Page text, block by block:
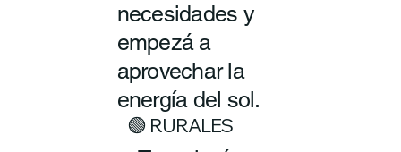
necesidades y
empezá a
aprovechar la
energía del sol.
🟢 RURALES